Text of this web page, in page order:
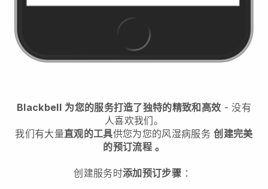
Blackbell 为您的服务打造了独特的精致和高效 - 没有
人喜欢我们。
我们有大量直观的工具供您为您的风湿病服务 创建完美
的预订流程 。
创建服务时添加预订步骤：